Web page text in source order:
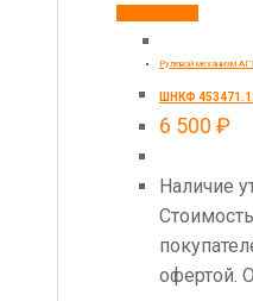
Рулевой механизм
ШНКФ
6 500 ₽
Наличие
офертой.